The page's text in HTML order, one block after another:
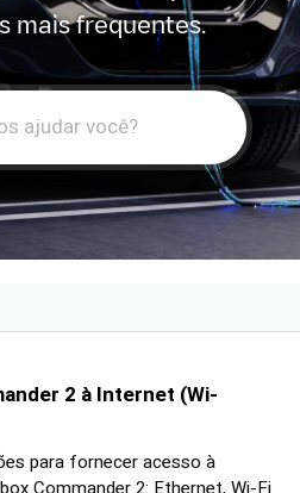
mais frequentes.
2 à Internet (Wi-
para fornecer acesso à